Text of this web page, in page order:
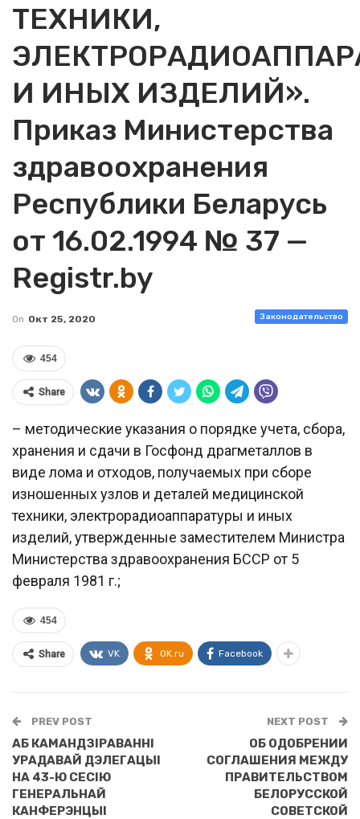
ТЕХНИКИ,
И ИНЫХ ИЗДЕЛИЙ».
Приказ Министерства
здравоохранения
Республики Беларусь
от 16.02.1994 № 37 —
Registr.by
Законодательство
On Окт 25, 2020
454
Share
– методические указания о порядке учета, сбора,
хранения и сдачи в Госфонд драгметаллов в
виде лома и отходов, получаемых при сборе
изношенных узлов и деталей медицинской
техники, электрорадиоаппаратуры и иных
изделий, утвержденные заместителем Министра
Министерства здравоохранения БССР от 5
февраля 1981 г.;
454
Share VK OK.ru Facebook
PREV POST
АБ КАМАНДЗIРАВАННI
УРАДАВАЙ ДЭЛЕГАЦЫI
НА 43-Ю СЕСIЮ
ГЕНЕРАЛЬНАЙ
КАНФЕРЭНЦЫI
NEXT POST
ОБ ОДОБРЕНИИ
СОГЛАШЕНИЯ МЕЖДУ
ПРАВИТЕЛЬСТВОМ
БЕЛОРУССКОЙ
СОВЕТСКОЙ